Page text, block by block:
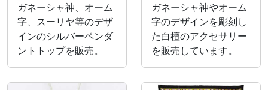
ガネーシャ神、オーム
字、スーリヤ等のデザ
インのシルバーペンダ
ントトップを販売。
ガネーシャ神やオーム
字のデザインを彫刻し
た白檀のアクセサリー
を販売しています。